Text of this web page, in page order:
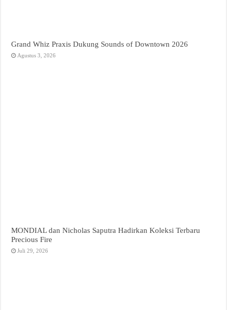
Grand Whiz Praxis Dukung Sounds of Downtown 2026
Agustus 3, 2026
MONDIAL dan Nicholas Saputra Hadirkan Koleksi Terbaru
Precious Fire
Juli 29, 2026